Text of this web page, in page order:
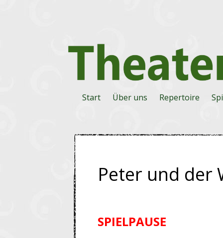
Start Über uns Repertoire
Peter und der
SPIELPAUSE